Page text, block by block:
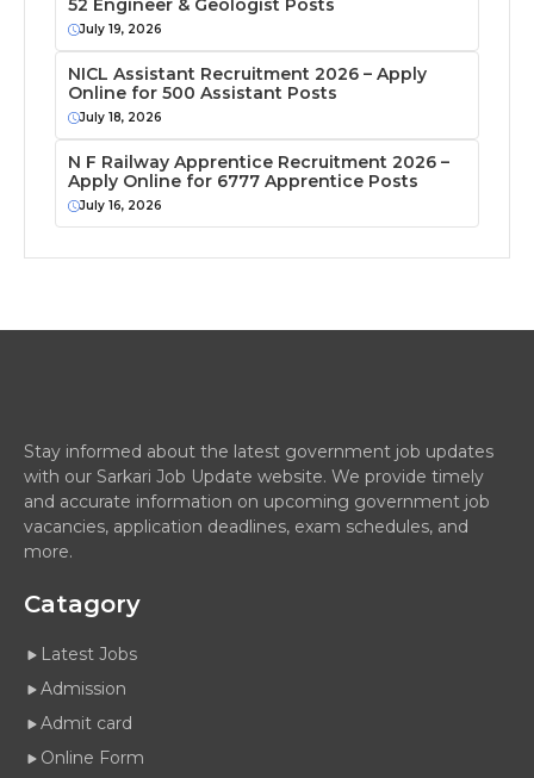
52 Engineer & Geologist Posts
July 19, 2026
NICL Assistant Recruitment 2026 – Apply
Online for 500 Assistant Posts
July 18, 2026
N F Railway Apprentice Recruitment 2026 –
Apply Online for 6777 Apprentice Posts
July 16, 2026
Stay informed about the latest government job updates
with our Sarkari Job Update website. We provide timely
and accurate information on upcoming government job
vacancies, application deadlines, exam schedules, and
more.
Catagory
Latest Jobs
Admission
Admit card
Online Form